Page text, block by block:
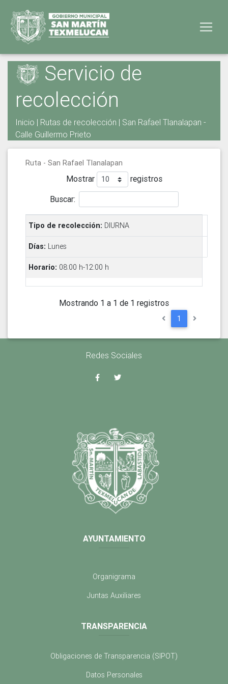
Servicio de
recolección
Inicio | Rutas de recolección | San Rafael Tlanalapan -
Calle Guillermo Prieto
Ruta - San Rafael Tlanalapan
Mostrar
registros
Buscar:
DIURNA
Lunes
08:00 h-12:00 h
Mostrando 1 a 1 de 1 registros
1
Redes Sociales
AYUNTAMIENTO
Organigrama
Juntas Auxiliares
TRANSPARENCIA
Obligaciones de Transparencia (SIPOT)
Datos Personales